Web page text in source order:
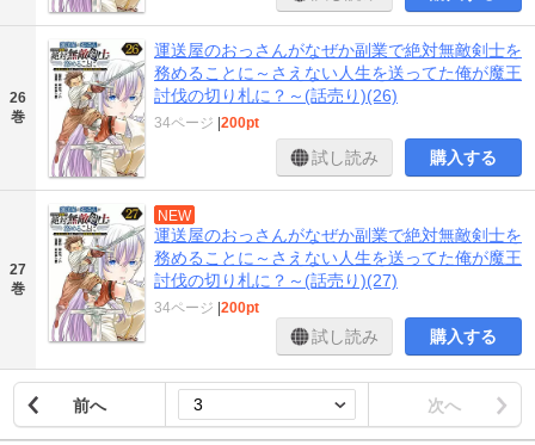
26
巻
運送屋のおっさんがなぜか副業で絶対無敵剣士を
務めることに～さえない人生を送ってた俺が魔王
討伐の切り札に？～(話売り)(26)
34ページ 200pt
試し読み 購入する
27
巻
NEW
運送屋のおっさんがなぜか副業で絶対無敵剣士を
務めることに～さえない人生を送ってた俺が魔王
討伐の切り札に？～(話売り)(27)
34ページ 200pt
試し読み 購入する
前へ 次へ